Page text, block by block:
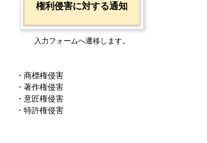
権利侵害に対する通知
入力フォームへ遷移します。
・商標権侵害
・著作権侵害
・意匠権侵害
・特許権侵害